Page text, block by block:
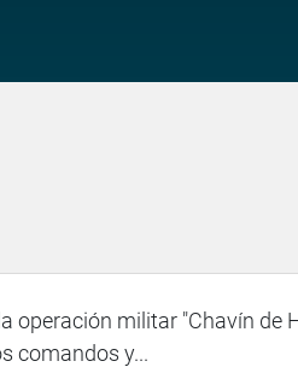
operación militar "Chavín de
comandos y...